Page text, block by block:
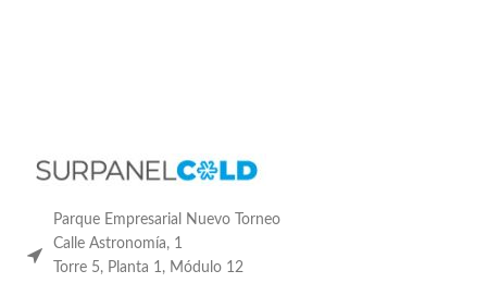
Parque Empresarial Nuevo Torneo
Calle Astronomía, 1
Torre 5, Planta 1, Módulo 12